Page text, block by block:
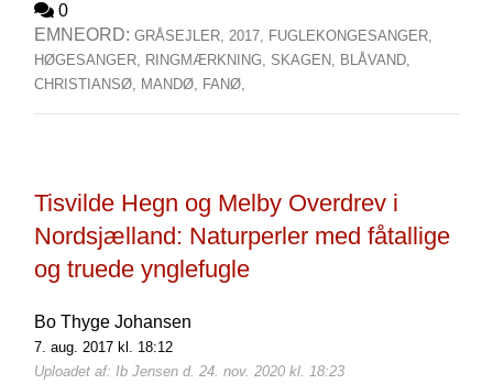
0
EMNEORD: GRÅSEJLER, 2017, FUGLEKONGESANGER,
HØGESANGER, RINGMÆRKNING, SKAGEN, BLÅVAND,
CHRISTIANSØ, MANDØ, FANØ,
Tisvilde Hegn og Melby Overdrev i
Nordsjælland: Naturperler med fåtallige
og truede ynglefugle
Bo Thyge Johansen
7. aug. 2017 kl. 18:12
Uploadet af: Ib Jensen d. 24. nov. 2020 kl. 18:23